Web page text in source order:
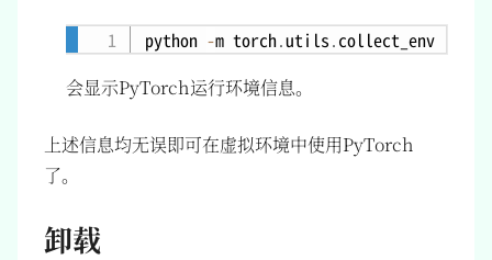
python -m torch.utils. collect_env
Copy
会显示PyTorch运行环境信息。
上述信息均无误即可在虚拟环境中使用PyTorch
了。
卸载